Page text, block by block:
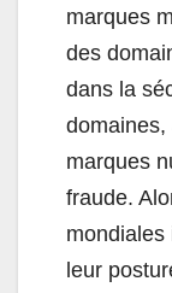
marques
des
dans la
marques
fraude.
mondiales
leur